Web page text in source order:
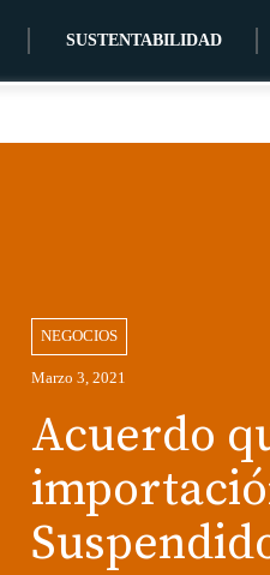
SUSTENTABILIDAD
NEGOCIOS
Marzo 3, 2021
Acuerdo